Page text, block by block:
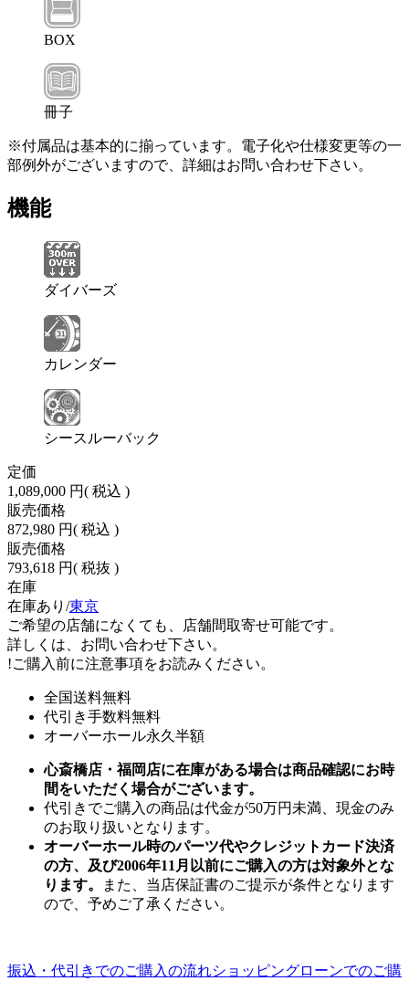
BOX
冊子
※付属品は基本的に揃っています。電子化や仕様変更等の一
部例外がございますので、詳細はお問い合わせ下さい。
機能
ダイバーズ
カレンダー
シースルーバック
定価
1,089,000 円( 税込 )
販売価格
872,980 円( 税込 )
販売価格
793,618 円( 税抜 )
在庫
在庫あり/東京
ご希望の店舗になくても、店舗間取寄せ可能です。
詳しくは、お問い合わせ下さい。
!ご購入前に注意事項をお読みください。
全国送料無料
代引き手数料無料
オーバーホール永久半額
心斎橋店・福岡店に在庫がある場合は商品確認にお時
間をいただく場合がございます。
代引きでご購入の商品は代金が50万円未満、現金のみ
のお取り扱いとなります。
オーバーホール時のパーツ代やクレジットカード決済
の方、及び2006年11月以前にご購入の方は対象外とな
ります。
また、当店保証書のご提示が条件となります
ので、予めご了承ください。
振込・代引きでのご購入の流れショッピングローンでのご購